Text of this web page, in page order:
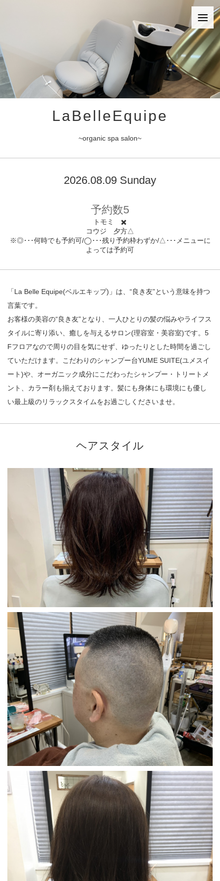
LaBelleEquipe
~organic spa salon~
2026.08.09 Sunday
予約数5
トモミ ✖️
コウジ 夕方△
※◎･･･何時でも予約可/◯･･･残り予約枠わずか/△･･･メニューに
よっては予約可
「La Belle Equipe(ベルエキップ)」は、“良き友”という意味を持つ
言葉です。
お客様の美容の“良き友”となり、一人ひとりの髪の悩みやライフス
タイルに寄り添い、癒しを与えるサロン(理容室・美容室)です。5
Fフロアなので周りの目を気にせず、ゆったりとした時間を過ごし
ていただけます。こだわりのシャンプー台YUME SUITE(ユメスイ
ート)や、オーガニック成分にこだわったシャンプー・トリートメ
ント、カラー剤も揃えております。髪にも身体にも環境にも優し
い最上級のリラックスタイムをお過ごしくださいませ。
ヘアスタイル